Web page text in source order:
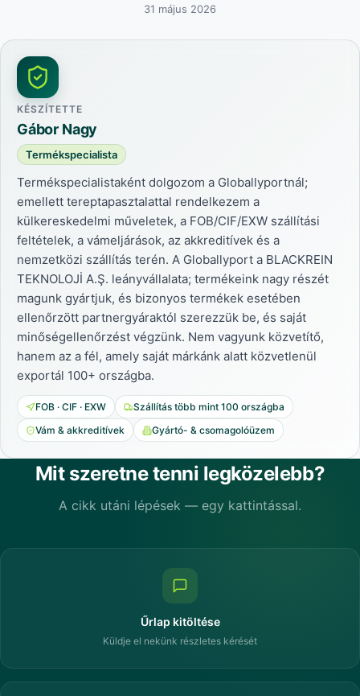
31 május 2026
KÉSZÍTETTE
Gábor Nagy
Termékspecialista
Termékspecialistaként dolgozom a Globallyportnál;
emellett tereptapasztalattal rendelkezem a
külkereskedelmi műveletek, a FOB/CIF/EXW szállítási
feltételek, a vámeljárások, az akkreditívek és a
nemzetközi szállítás terén. A Globallyport a BLACKREIN
TEKNOLOJİ A.Ş. leányvállalata; termékeink nagy részét
magunk gyártjuk, és bizonyos termékek esetében
ellenőrzött partnergyáraktól szerezzük be, és saját
minőségellenőrzést végzünk. Nem vagyunk közvetítő,
hanem az a fél, amely saját márkánk alatt közvetlenül
exportál 100+ országba.
FOB · CIF · EXW
Szállítás több mint 100 országba
Vám & akkreditívek
Gyártó- & csomagolóüzem
Mit szeretne tenni legközelebb?
A cikk utáni lépések — egy kattintással.
Űrlap kitöltése
Küldje el nekünk részletes kérését